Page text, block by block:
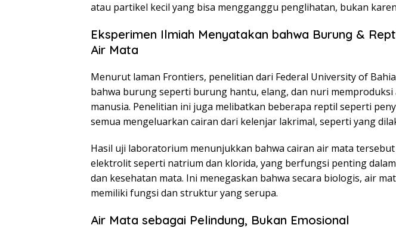
atau partikel kecil yang bisa mengganggu penglihatan, bukan
Eksperimen Ilmiah Menyatakan bahwa Burung &
Air Mata
Menurut laman Frontiers, penelitian dari Federal University of
bahwa burung seperti burung hantu, elang, dan nuri memproduksi
manusia. Penelitian ini juga melibatkan beberapa reptil seperti
semua mengeluarkan cairan dari kelenjar lakrimal, seperti yang
Hasil uji laboratorium menunjukkan bahwa cairan air mata
elektrolit seperti natrium dan klorida, yang berfungsi penting
dan kesehatan mata. Ini menegaskan bahwa secara biologis, air
memiliki fungsi dan struktur yang serupa.
Air Mata sebagai Pelindung, Bukan Emosional